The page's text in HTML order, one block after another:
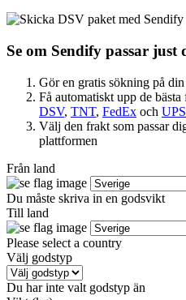
Se om Sendify passar
Gör en gratis sökning på
Få automatiskt upp de
DSV, TNT, FedEx och UPS
Välj den frakt som passar
plattformen
Från land
Du måste skriva in en godsvikt
Till land
Please select a country
Välj godstyp
Du har inte valt godstyp än